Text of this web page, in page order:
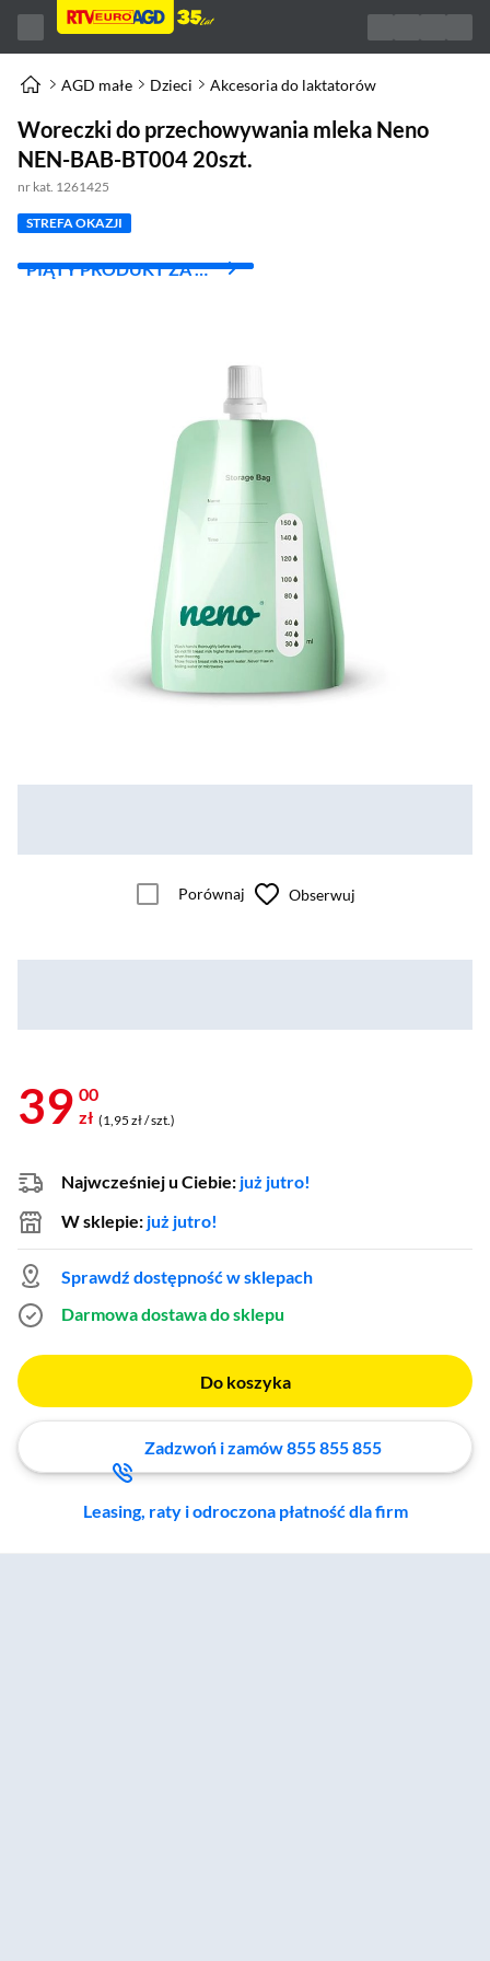
AGD małe Dzieci Akcesoria do laktatorów
Woreczki do przechowywania mleka Neno
NEN-BAB-BT004 20szt.
nr kat. 1261425
STREFA OKAZJI
PIĄTY PRODUKT ZA 1
Porównaj Obserwuj
39 00
zł (1,95 zł / szt.)
Najwcześniej u Ciebie: już jutro!
W sklepie: już jutro!
Sprawdź dostępność w sklepach
Darmowa dostawa do sklepu
Do koszyka
Zadzwoń i zamów 855 855 855
Leasing, raty i odroczona płatność dla firm